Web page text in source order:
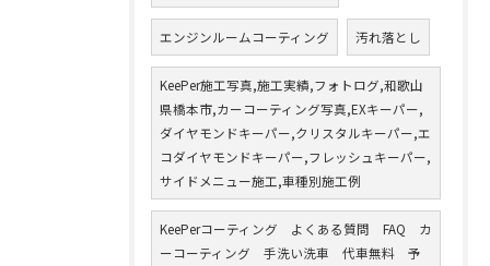
エンジンルームコーティング 汚れ落とし
KeePer施工写真,施工実績,フォトログ,和歌山
県橋本市,カーコーティング写真,EXキーパー,
ダイヤモンドキーパー,クリスタルキーパー,エ
コダイヤモンドキーパー,フレッシュキーパー,
サイドメニュー施工,車種別施工例
KeePerコーティング よくある質問 FAQ カ
ーコーティング 手洗い洗車 代車無料 予